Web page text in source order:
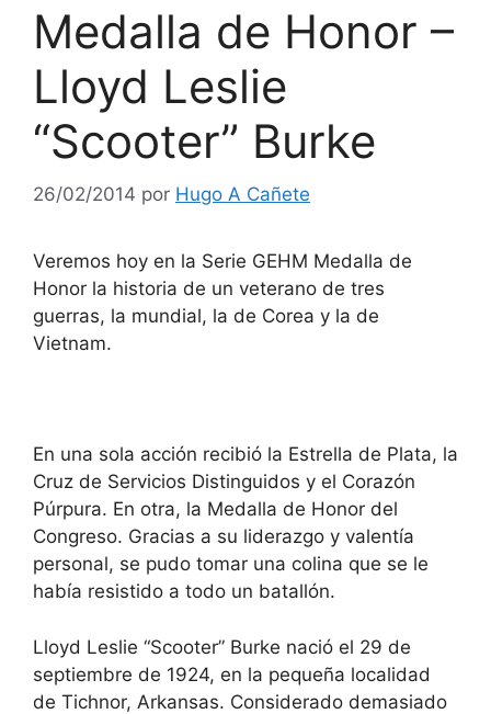
Medalla de Honor –
Lloyd Leslie
“Scooter” Burke
26/02/2014 por Hugo A Cañete
Veremos hoy en la Serie GEHM Medalla de
Honor la historia de un veterano de tres
guerras, la mundial, la de Corea y la de
Vietnam.
En una sola acción recibió la Estrella de Plata, la
Cruz de Servicios Distinguidos y el Corazón
Púrpura. En otra, la Medalla de Honor del
Congreso. Gracias a su liderazgo y valentía
personal, se pudo tomar una colina que se le
había resistido a todo un batallón.
Lloyd Leslie “Scooter” Burke nació el 29 de
septiembre de 1924, en la pequeña localidad
de Tichnor, Arkansas. Considerado demasiado